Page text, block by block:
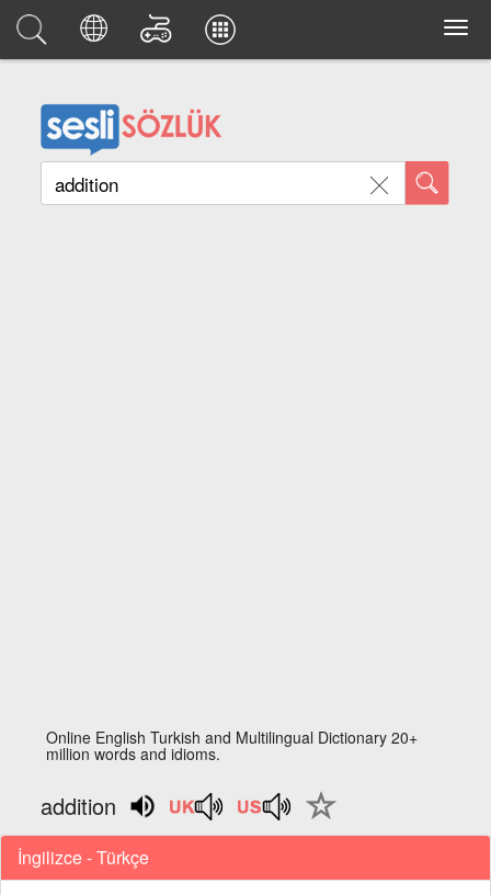
Online English Turkish and Multilingual Dictionary 20+
million words and idioms.
addition
İngilizce - Türkçe